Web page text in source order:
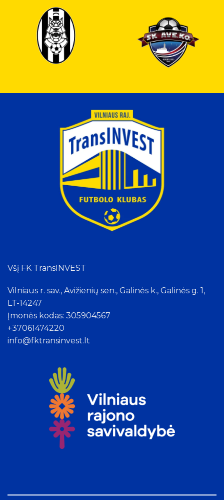
Všį FK TransINVEST
Vilniaus r. sav., Avižienių sen., Galinės k., Galinės g. 1,
LT-14247
Įmonės kodas: 305904567
+37061474220
info@fktransinvest.lt